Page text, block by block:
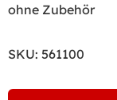
ohne Zubehör
SKU: 561100